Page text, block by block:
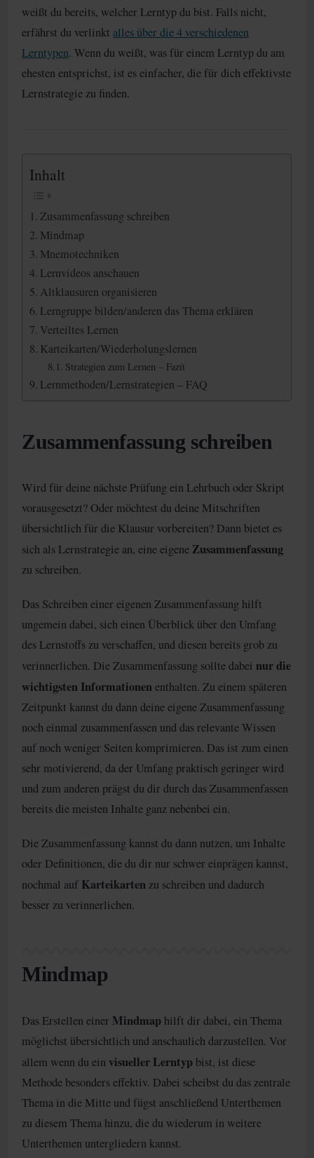
weißt du bereits, welcher Lerntyp du bist. Falls nicht,
erfährst du verlinkt alles über die 4 verschiedenen
Lerntypen. Wenn du weißt, was für einem Lerntyp du am
ehesten entsprichst, ist es einfacher, die für dich effektivste
Lernstrategie zu finden.
Inhalt
Zusammenfassung schreiben
Mindmap
Mnemotechniken
Lernvideos anschauen
Altklausuren organisieren
Lerngruppe bilden/anderen das Thema erklären
Verteiltes Lernen
Karteikarten/Wiederholungslernen
Strategien zum Lernen – Fazit
Lernmethoden/Lernstrategien – FAQ
Zusammenfassung schreiben
Wird für deine nächste Prüfung ein Lehrbuch oder Skript
vorausgesetzt? Oder möchtest du deine Mitschriften
übersichtlich für die Klausur vorbereiten? Dann bietet es
sich als Lernstrategie an, eine eigene Zusammenfassung
zu schreiben.
Das Schreiben einer eigenen Zusammenfassung hilft
ungemein dabei, sich einen Überblick über den Umfang
des Lernstoffs zu verschaffen, und diesen bereits grob zu
verinnerlichen. Die Zusammenfassung sollte dabei nur die
wichtigsten Informationenenthalten. Zu einem späteren
Zeitpunkt kannst du dann deine eigene Zusammenfassung
noch einmal zusammenfassen und das relevante Wissen
auf noch weniger Seiten komprimieren. Das ist zum einen
sehr motivierend, da der Umfang praktisch geringer wird
und zum anderen prägst du dir durch das Zusammenfassen
bereits die meisten Inhalte ganz nebenbei ein.
Die Zusammenfassung kannst du dann nutzen, um Inhalte
oder Definitionen, die du dir nur schwer einprägen kannst,
nochmal auf Karteikarten zu schreiben und dadurch
besser zu verinnerlichen.
Mindmap
Das Erstellen einer Mindmap hilft dir dabei, ein Thema
möglichst übersichtlich und anschaulich darzustellen. Vor
allem wenn du ein visueller Lerntyp bist, ist diese
Methode besonders effektiv. Dabei scheibst du das zentrale
Thema in die Mitte und fügst anschließend Unterthemen
zu diesem Thema hinzu, die du wiederum in weitere
Unterthemen untergliedern kannst.